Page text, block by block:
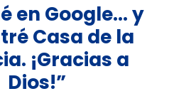
en Google… y
Casa de la
¡Gracias a
Dios!”